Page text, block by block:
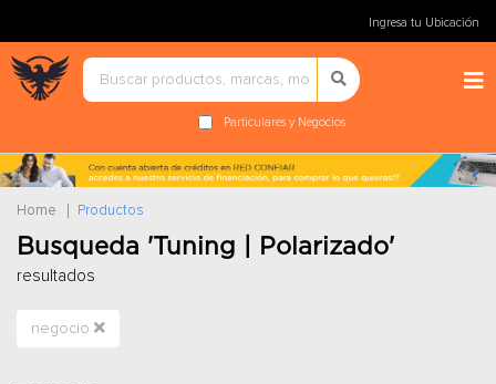
Ingresa tu Ubicación
Particulares y Negocios
Home Productos
Busqueda 'Tuning | Polarizado'
resultados
negocio